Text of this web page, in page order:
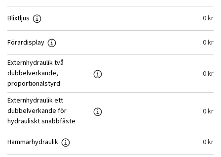
Blixtljus 0kr
Förardisplay 0kr
Externhydraulik två
dubbelverkande,
proportionalstyrd
0kr
Externhydraulik ett
dubbelverkande för
hydrauliskt snabbfäste
0kr
Hammarhydraulik 0kr